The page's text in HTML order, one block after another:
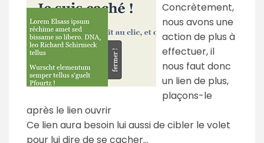
Concrètement,
nous avons une
action de plus à
effectuer, il
nous faut donc
un lien de plus,
plaçons-le
après le lien ouvrir
Ce lien aura besoin lui aussi de cibler le volet
pour lui dire de se cacher...